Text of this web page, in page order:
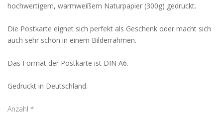
hochwertigem, warmweißem Naturpapier (300g) gedruckt.
Die Postkarte eignet sich perfekt als Geschenk oder macht sich
auch sehr schön in einem Bilderrahmen.
Das Format der Postkarte ist DIN A6.
Gedruckt in Deutschland.
Anzahl *